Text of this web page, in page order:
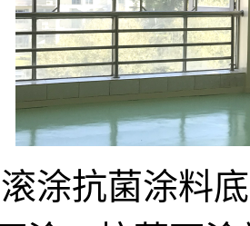
涂抗菌涂料